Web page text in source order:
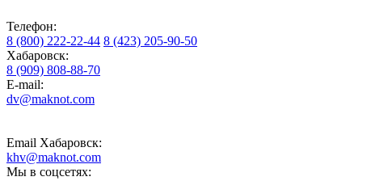
Телефон:
8 (800) 222-22-44 8 (423) 205-90-50
Хабаровск:
8 (909) 808-88-70
E-mail:
dv@maknot.com
Email Хабаровск:
khv@maknot.com
Мы в соцсетях: